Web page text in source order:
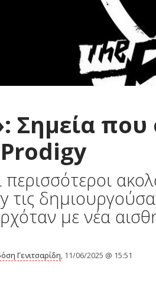
Σημεία
τις
με νέα
Γενιτσαρίδη, 11/06/2025 @ 15:51